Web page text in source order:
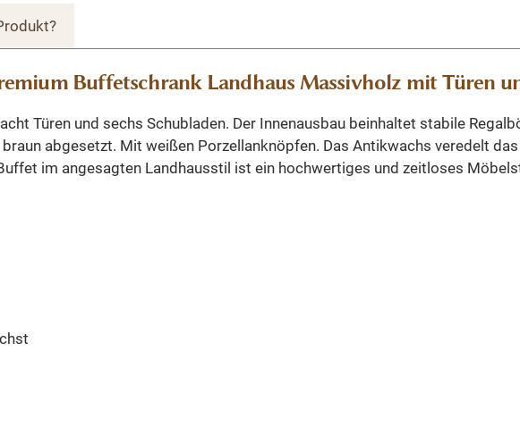
Buffetschrank Landhaus Massivholz mit Türen
Türen und sechs Schubladen. Der Innenausbau beinhaltet stabile
abgesetzt. Mit weißen Porzellanknöpfen. Das Antikwachs veredelt
im angesagten Landhausstil ist ein hochwertiges und zeitloses